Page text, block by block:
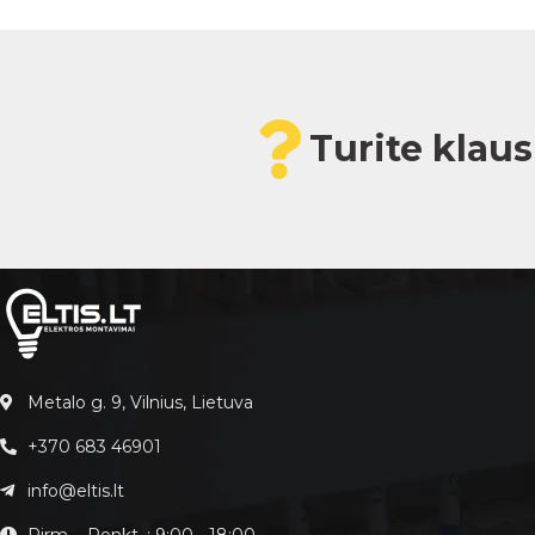
Turite
Metalo g. 9, Vilnius, Lietuva
+370 683 46901
info@eltis.lt